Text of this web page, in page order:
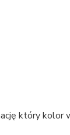
który kolor